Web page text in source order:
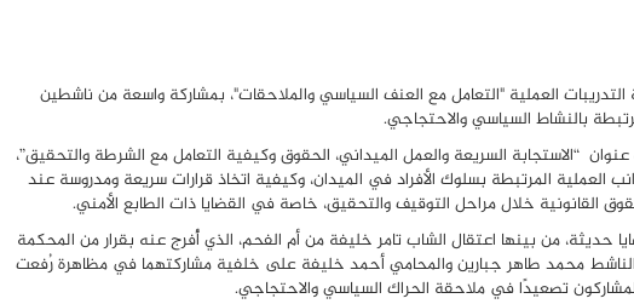
التدريبات العملية "التعامل مع العنف السياسي والملاحقات"، بمشاركة واسعة من ناشطين
بالنشاط السياسي والاحتجاجي.
“الاستجابة السريعة والعمل الميداني، الحقوق وكيفية التعامل مع الشرطة والتحقيق”،
العملية المرتبطة بسلوك الأفراد في الميدان، وكيفية اتخاذ قرارات سريعة ومدروسة عند
القانونية خلال مراحل التوقيف والتحقيق، خاصة في القضايا ذات الطابع الأمني.
حديثة، من بينها اعتقال الشاب تامر خليفة من أم الفحم، الذي أُفرج عنه بقرار من المحكمة
الناشط محمد طاهر جبارين والمحامي أحمد خليفة على خلفية مشاركتهما في مظاهرة رُفعت
تصعيدًا في ملاحقة الحراك السياسي والاحتجاجي.